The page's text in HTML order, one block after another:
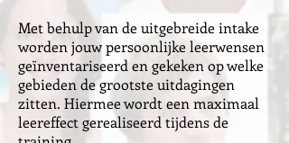
Met behulp van de uitgebreide intake
worden jouw persoonlijke leerwensen
geïnventariseerd en gekeken op welke
gebieden de grootste uitdagingen
zitten. Hiermee wordt een maximaal
leereffect gerealiseerd tijdens de